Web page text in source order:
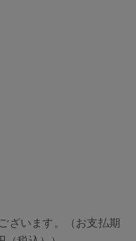
ざいます。（お支払期